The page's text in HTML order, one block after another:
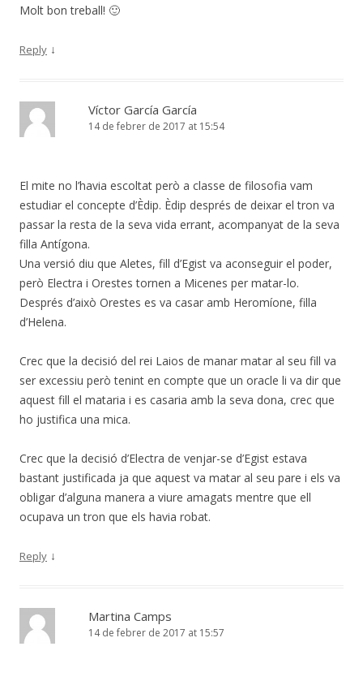
Molt bon treball! 🙂
Reply ↓
Víctor García García
14 de febrer de 2017 at 15:54
El mite no l’havia escoltat però a classe de filosofia vam
estudiar el concepte d’Èdip. Èdip després de deixar el tron va
passar la resta de la seva vida errant, acompanyat de la seva
filla Antígona.
Una versió diu que Aletes, fill d’Egist va aconseguir el poder,
però Electra i Orestes tornen a Micenes per matar-lo.
Després d’això Orestes es va casar amb Heromíone, filla
d’Helena.
Crec que la decisió del rei Laios de manar matar al seu fill va
ser excessiu però tenint en compte que un oracle li va dir que
aquest fill el mataria i es casaria amb la seva dona, crec que
ho justifica una mica.
Crec que la decisió d’Electra de venjar-se d’Egist estava
bastant justificada ja que aquest va matar al seu pare i els va
obligar d’alguna manera a viure amagats mentre que ell
ocupava un tron que els havia robat.
Reply ↓
Martina Camps
14 de febrer de 2017 at 15:57